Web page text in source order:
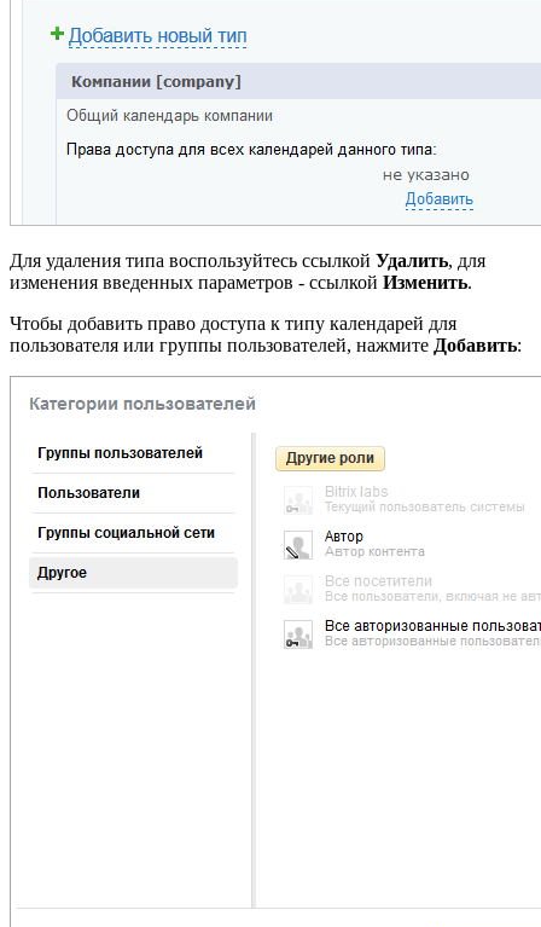
Для удаления типа воспользуйтесь ссылкой Удалить, для
изменения введенных параметров - ссылкой Изменить.
Чтобы добавить право доступа к типу календарей для
пользователя или группы пользователей, нажмите Добавить: